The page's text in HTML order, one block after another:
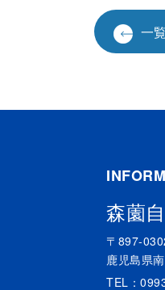
一
森薗
〒897-
鹿児島県
TEL：